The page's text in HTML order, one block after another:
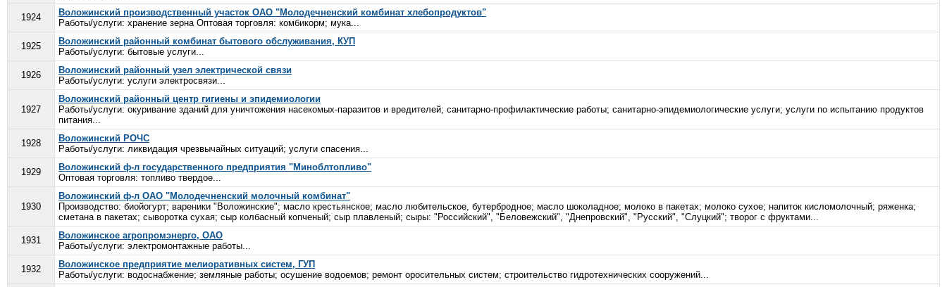
1924
Воложинский производственный участок ОАО "Молодечненский комбинат хлебопродуктов"
Работы/услуги: хранение зерна Оптовая торговля: комбикорм; мука...
1925
Воложинский районный комбинат бытового обслуживания, КУП
Работы/услуги: бытовые услуги...
1926
Воложинский районный узел электрической связи
Работы/услуги: услуги электросвязи...
1927
Воложинский районный центр гигиены и эпидемиологии
Работы/услуги: окуривание зданий для уничтожения насекомых-паразитов и вредителей; санитарно-профилактические работы; санитарно-эпидемиологические услуги; услуги по испытанию продуктов
питания...
1928
Воложинский РОЧС
Работы/услуги: ликвидация чрезвычайных ситуаций; услуги спасения...
1929
Воложинский ф-л государственного предприятия "Миноблтопливо"
Оптовая торговля: топливо твердое...
1930
Воложинский ф-л ОАО "Молодечненский молочный комбинат"
Производство: биойогурт; вареники "Воложинские"; масло крестьянское; масло любительское, бутербродное; масло шоколадное; молоко в пакетах; молоко сухое; напиток кисломолочный; ряженка;
сметана в пакетах; сыворотка сухая; сыр колбасный копченый; сыр плавленый; сыры: "Российский", "Беловежский", "Днепровский", "Русский", "Слуцкий"; творог с фруктами...
1931
Воложинское агропромэнерго, ОАО
Работы/услуги: электромонтажные работы...
1932
Воложинское предприятие мелиоративных систем, ГУП
Работы/услуги: водоснабжение; земляные работы; осушение водоемов; ремонт оросительных систем; строительство гидротехнических сооружений...